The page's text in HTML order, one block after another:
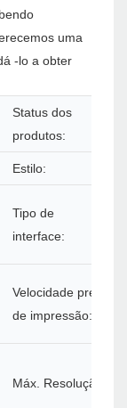
uma
-lo a obter
Status dos
produtos:
Estilo:
Tipo de
interface:
Velocidade preta
de impressão:
Máx. Resolução: